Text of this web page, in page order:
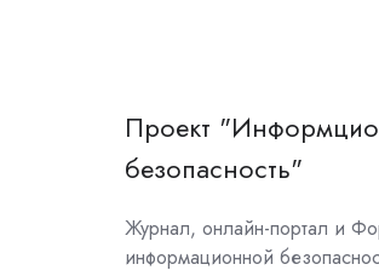
Проект
безопасность"
Журнал, онлайн-портал и
информационной